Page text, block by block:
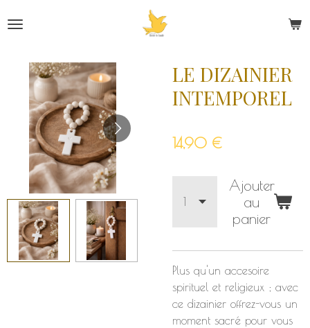
au
principal
LE DIZAINIER
INTEMPOREL
14,90 €
Ajouter
au
panier
Plus qu'un accesoire
spirituel et religieux ; avec
ce dizainier offrez-vous un
moment sacré pour vous